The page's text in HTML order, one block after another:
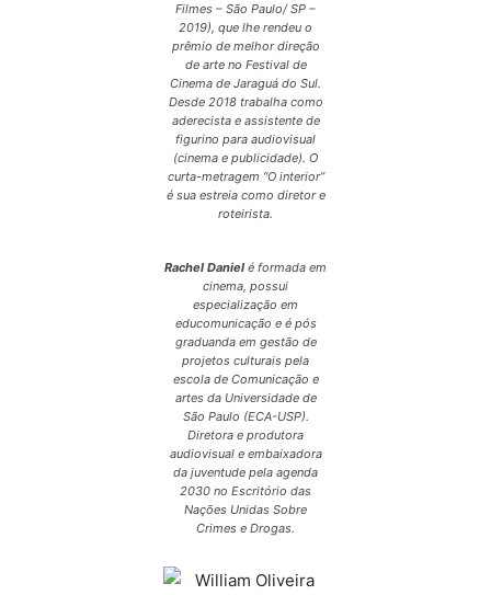
Filmes – São Paulo/ SP –
2019), que lhe rendeu o
prêmio de melhor direção
de arte no Festival de
Cinema de Jaraguá do Sul.
Desde 2018 trabalha como
aderecista e assistente de
figurino para audiovisual
(cinema e publicidade). O
curta-metragem “O interior”
é sua estreia como diretor e
roteirista.
Rachel Daniel é formada em
cinema, possui
especialização em
educomunicação e é pós
graduanda em gestão de
projetos culturais pela
escola de Comunicação e
artes da Universidade de
São Paulo (ECA-USP).
Diretora e produtora
audiovisual e embaixadora
da juventude pela agenda
2030 no Escritório das
Nações Unidas Sobre
Crimes e Drogas.